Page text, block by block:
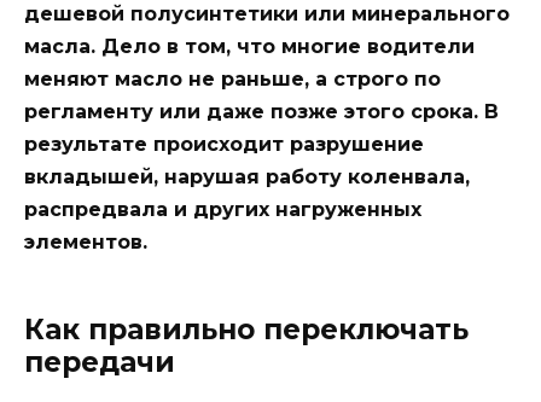
дешевой полусинтетики или минерального
масла. Дело в том, что многие водители
меняют масло не раньше, а строго по
регламенту или даже позже этого срока. В
результате происходит разрушение
вкладышей, нарушая работу коленвала,
распредвала и других нагруженных
элементов.
Как правильно переключать
передачи